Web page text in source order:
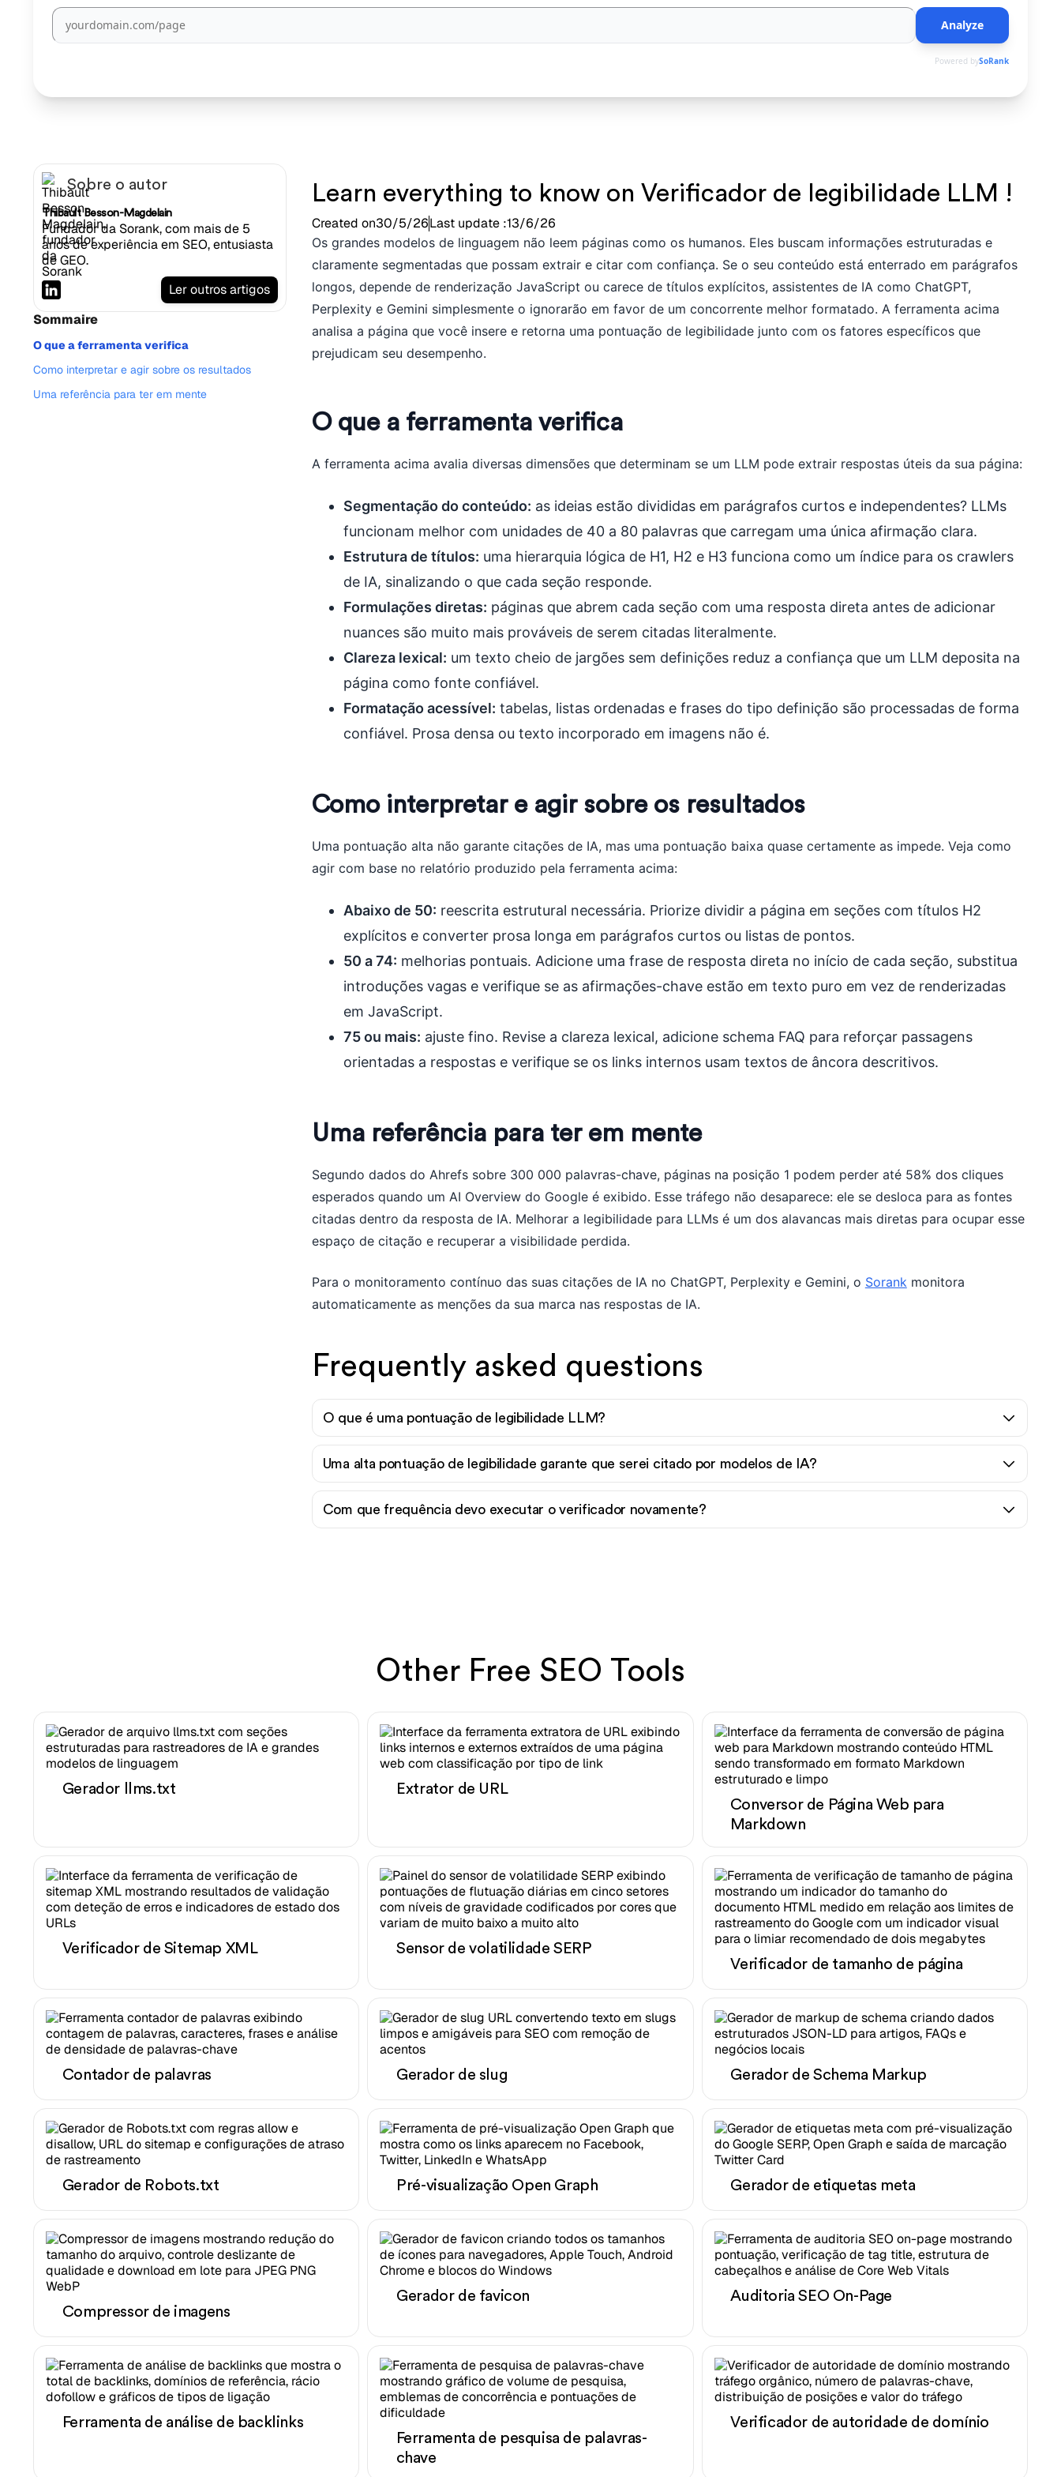
Analyze
Powered bySoRank
Sobre o autor
Thibault Besson-Magdelain
Fundador da Sorank, com mais de 5
anos de experiência em SEO, entusiasta
de GEO.
Ler outros artigos
Sommaire
O que a ferramenta verifica
Como interpretar e agir sobre os resultados
Uma referência para ter em mente
Learn everything to know on Verificador de legibilidade LLM !
Created on30/5/26Last update :13/6/26
Os grandes modelos de linguagem não leem páginas como os humanos. Eles buscam informações estruturadas e
claramente segmentadas que possam extrair e citar com confiança. Se o seu conteúdo está enterrado em parágrafos
longos, depende de renderização JavaScript ou carece de títulos explícitos, assistentes de IA como ChatGPT,
Perplexity e Gemini simplesmente o ignorarão em favor de um concorrente melhor formatado. A ferramenta acima
analisa a página que você insere e retorna uma pontuação de legibilidade junto com os fatores específicos que
prejudicam seu desempenho.
O que a ferramenta verifica
A ferramenta acima avalia diversas dimensões que determinam se um LLM pode extrair respostas úteis da sua página:
Segmentação do conteúdo: as ideias estão divididas em parágrafos curtos e independentes? LLMs
funcionam melhor com unidades de 40 a 80 palavras que carregam uma única afirmação clara.
Estrutura de títulos: uma hierarquia lógica de H1, H2 e H3 funciona como um índice para os crawlers
de IA, sinalizando o que cada seção responde.
Formulações diretas: páginas que abrem cada seção com uma resposta direta antes de adicionar
nuances são muito mais prováveis de serem citadas literalmente.
Clareza lexical: um texto cheio de jargões sem definições reduz a confiança que um LLM deposita na
página como fonte confiável.
Formatação acessível: tabelas, listas ordenadas e frases do tipo definição são processadas de forma
confiável. Prosa densa ou texto incorporado em imagens não é.
Como interpretar e agir sobre os resultados
Uma pontuação alta não garante citações de IA, mas uma pontuação baixa quase certamente as impede. Veja como
agir com base no relatório produzido pela ferramenta acima:
Abaixo de 50: reescrita estrutural necessária. Priorize dividir a página em seções com títulos H2
explícitos e converter prosa longa em parágrafos curtos ou listas de pontos.
50 a 74: melhorias pontuais. Adicione uma frase de resposta direta no início de cada seção, substitua
introduções vagas e verifique se as afirmações-chave estão em texto puro em vez de renderizadas
em JavaScript.
75 ou mais: ajuste fino. Revise a clareza lexical, adicione schema FAQ para reforçar passagens
orientadas a respostas e verifique se os links internos usam textos de âncora descritivos.
Uma referência para ter em mente
Segundo dados do Ahrefs sobre 300 000 palavras-chave, páginas na posição 1 podem perder até 58% dos cliques
esperados quando um AI Overview do Google é exibido. Esse tráfego não desaparece: ele se desloca para as fontes
citadas dentro da resposta de IA. Melhorar a legibilidade para LLMs é um dos alavancas mais diretas para ocupar esse
espaço de citação e recuperar a visibilidade perdida.
Para o monitoramento contínuo das suas citações de IA no ChatGPT, Perplexity e Gemini, o Sorankmonitora
automaticamente as menções da sua marca nas respostas de IA.
Frequently asked questions
O que é uma pontuação de legibilidade LLM?
Uma alta pontuação de legibilidade garante que serei citado por modelos de IA?
Com que frequência devo executar o verificador novamente?
Other Free SEO Tools
Gerador llms.txt
Extrator de URL
Conversor de Página Web para
Markdown
Verificador de Sitemap XML
Sensor de volatilidade SERP
Verificador de tamanho de página
Contador de palavras Gerador de slug Gerador de Schema Markup
Gerador de Robots.txt Pré-visualização Open Graph Gerador de etiquetas meta
Compressor de imagens
Gerador de favicon Auditoria SEO On-Page
Ferramenta de análise de backlinks
Ferramenta de pesquisa de palavras-
chave
Verificador de autoridade de domínio